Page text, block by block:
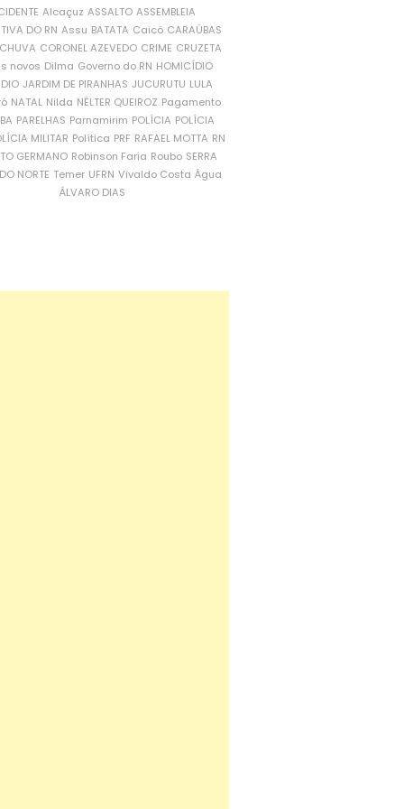
Alcaçuz ASSALTO ASSEMBLEIA
DO RN Assu BATATA Caicó CARAÚBAS
CORONEL AZEVEDO CRIME CRUZETA
novos Dilma Governo do RN HOMICÍDIO
JARDIM DE PIRANHAS JUCURUTU LULA
NATAL Nilda NÉLTER QUEIROZ Pagamento
PARELHAS Parnamirim POLÍCIA POLÍCIA
MILITAR Política PRF RAFAEL MOTTA RN
GERMANO Robinson Faria Roubo SERRA
NORTE Temer UFRN Vivaldo Costa Água
ÁLVARO DIAS